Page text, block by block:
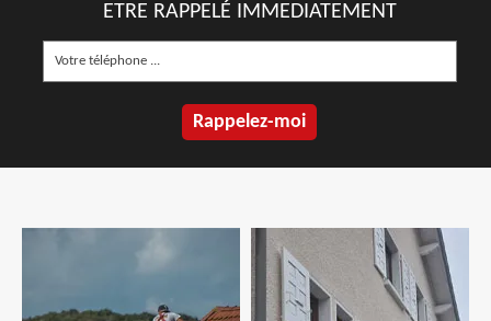
ETRE RAPPELÉ IMMEDIATEMENT